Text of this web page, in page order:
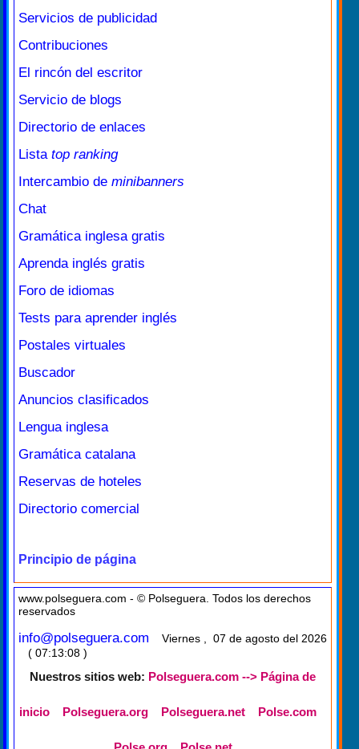
Servicios de publicidad
Contribuciones
El rincón del escritor
Servicio de blogs
Directorio de enlaces
Lista top ranking
Intercambio de minibanners
Chat
Gramática inglesa gratis
Aprenda inglés gratis
Foro de idiomas
Tests para aprender inglés
Postales virtuales
Buscador
Anuncios clasificados
Lengua inglesa
Gramática catalana
Reservas de hoteles
Directorio comercial
Principio de página
www.polseguera.com - © Polseguera. Todos los derechos
reservados
info@polseguera.com
Viernes , 07 de agosto del 2026
( 07:13:08 )
Nuestros sitios web: Polseguera.com --> Página de
inicio Polseguera.org Polseguera.net Polse.com